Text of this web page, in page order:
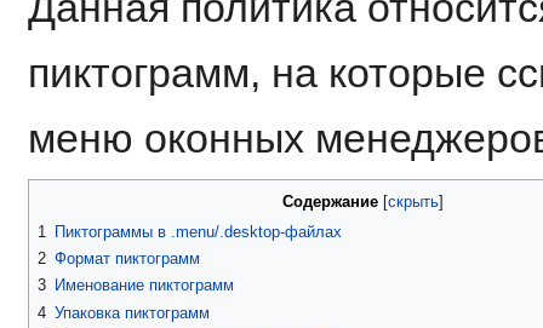
пиктограмм, на которые
меню оконных
Содержание
1
Пиктограммы в .menu/.desktop-файлах
2 Формат пиктограмм
3 Именование пиктограмм
4 Упаковка пиктограмм